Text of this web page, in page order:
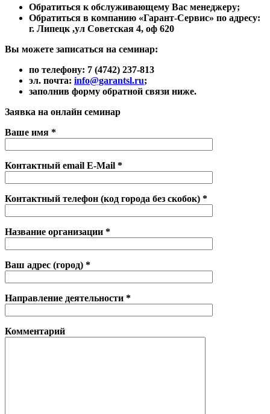
Обратиться к обслуживающему Вас менеджеру;
Обратиться в компанию «Гарант-Сервис» по адресу:
г. Липецк ,ул Советская 4, оф 620
Вы можете записаться на семинар:
по телефону: 7 (4742) 237-813
эл. почта: info@garantsl.ru;
заполнив форму обратной связи ниже.
Заявка на онлайн семинар
Ваше имя *
Контактный email E-Mail *
Контактный телефон (код города без скобок) *
Название организации *
Ваш адрес (город) *
Направление деятельности *
Комментарий